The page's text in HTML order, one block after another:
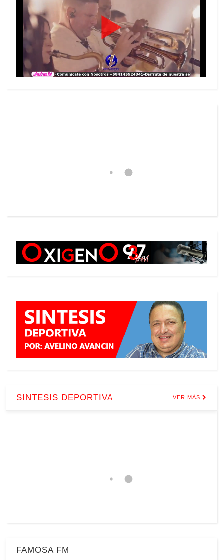
SINTESIS DEPORTIVA VER MÁS
FAMOSA FM